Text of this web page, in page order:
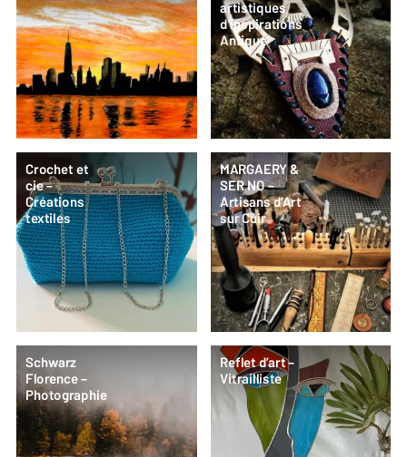
artistiques
d’inspirations
Antique
Crochet et
cie –
Créations
textiles
MARGAERY &
SER NO –
Artisans d’Art
sur Cuir
Schwarz
Florence –
Photographie
Reflet d’art –
Vitrailliste